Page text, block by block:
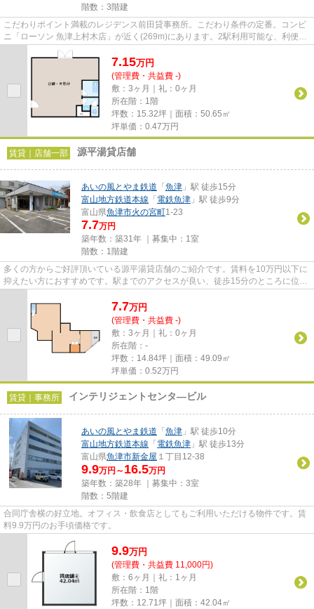
階数：3階建
こだわりポイント満載のレジデンス前田貸事務所。こだわり条件の定番。コンビ
ニ「ローソン 魚津上村木店」が近く(269m)にあります。2駅利用可能な、利便性
の高い位置にある物件です。...
7.15万円
(管理費・共益費 -)
敷：3ヶ月｜礼：0ヶ月
所在階：1階
坪数：15.32坪｜面積：50.65㎡
坪単価： 0.47万円
賃貸｜店舗一部 源平湯貸店舗
あいの風とやま鉄道 「 魚津 」駅 徒歩15分
富山地方鉄道本線 「 電鉄魚津 」駅 徒歩9分
富山県魚津市火の宮町1-23
7.7万円
築年数：築31年 ｜募集中： 1室
階数：1階建
多くの方からご好評頂いている源平湯貸店舗のご紹介です。賃料を10万円以下に
抑えたい方におすすめです。駅までのアクセスが良い、徒歩15分のところに位置
7.7万円
(管理費・共益費 -)
敷：3ヶ月｜礼：0ヶ月
所在階：-
坪数：14.84坪｜面積：49.09㎡
坪単価： 0.52万円
賃貸｜事務所 インテリジェントセンタ―ビル
あいの風とやま鉄道 「 魚津 」駅 徒歩10分
富山地方鉄道本線 「 電鉄魚津 」駅 徒歩13分
富山県魚津市新金屋 １丁目12-38
9.9万円～ 16.5万円
築年数：築28年 ｜募集中： 3室
階数：5階建
合同庁舎横の好立地。オフィス・飲食店としてもご利用いただける物件です。賃
料9.9万円のお手頃価格です。
9.9万円
(管理費・共益費 11,000円)
敷：6ヶ月｜礼：1ヶ月
所在階：1階
坪数：12.71坪｜面積：42.04㎡